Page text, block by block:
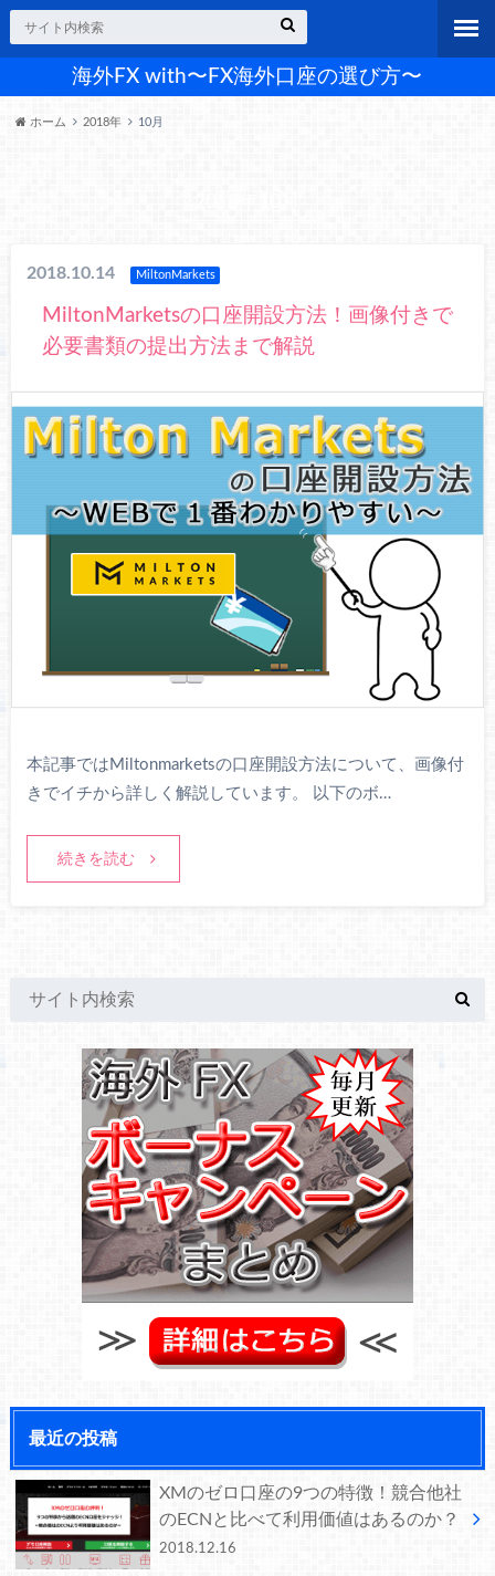
海外FX with〜FX海外口座の選び方〜
ホーム 2018年 10月
2018.10.14 MiltonMarkets
MiltonMarketsの口座開設方法！画像付きで
必要書類の提出方法まで解説
本記事ではMiltonmarketsの口座開設方法について、画像付
きでイチから詳しく解説しています。 以下のボ…
続きを読む
最近の投稿
XMのゼロ口座の9つの特徴！競合他社
のECNと比べて利用価値はあるのか？
2018.12.16